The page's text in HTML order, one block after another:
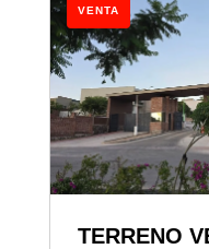
VENTA
TERRENO